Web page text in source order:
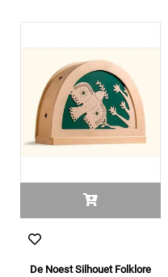
De Noest Silhouet Folklore